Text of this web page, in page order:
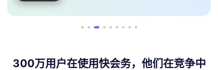
300万用户在使用快会务，他们在竞争中